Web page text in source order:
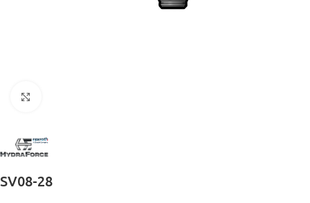
SV08-28